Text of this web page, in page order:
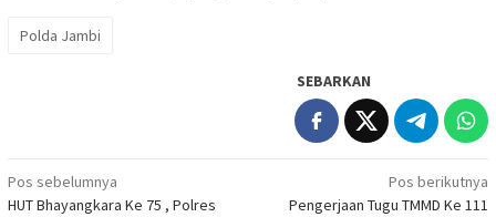
Polda Jambi
SEBARKAN
Navigasi
Pos sebelumnya
HUT Bhayangkara Ke 75 , Polres
Pos berikutnya
Pengerjaan Tugu TMMD Ke 111